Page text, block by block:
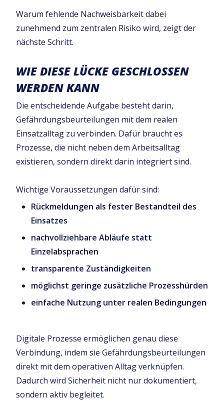
Warum fehlende Nachweisbarkeit dabei
zunehmend zum zentralen Risiko wird, zeigt der
nächste Schritt.
WIE DIESE LÜCKE GESCHLOSSEN
WERDEN KANN
Die entscheidende Aufgabe besteht darin,
Gefährdungsbeurteilungen mit dem realen
Einsatzalltag zu verbinden. Dafür braucht es
Prozesse, die nicht neben dem Arbeitsalltag
existieren, sondern direkt darin integriert sind.
Wichtige Voraussetzungen dafür sind:
Rückmeldungen als fester Bestandteil des
Einsatzes
nachvollziehbare Abläufe statt
Einzelabsprachen
transparente Zuständigkeiten
möglichst geringe zusätzliche Prozesshürden
einfache Nutzung unter realen Bedingungen
Digitale Prozesse ermöglichen genau diese
Verbindung, indem sie Gefährdungsbeurteilungen
direkt mit dem operativen Alltag verknüpfen.
Dadurch wird Sicherheit nicht nur dokumentiert,
sondern aktiv begleitet.